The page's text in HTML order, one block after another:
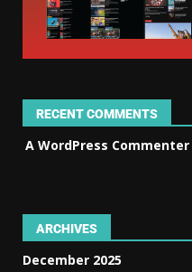
RECENT COMMENTS
A WordPress Commenter
ARCHIVES
December 2025